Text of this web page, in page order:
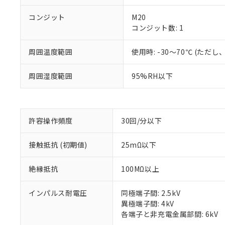
コンジット
M20
コンジット数: 1
周囲温度範囲 使用時: -30～70℃ (ただし、
周囲湿度範囲 95%RH以下
許容操作頻度 30回/分以下
接触抵抗 (初期値) 25mΩ以下
絶縁抵抗 100MΩ以上
インパルス耐電圧
同極端子間: 2.5kV
異極端子間: 4kV
各端子と非充電金属部間: 6kV
以下の条件をお読
のであり、
対応済み：EU
対応予定なし：
非該当品：ライセ
鉛(Pb) 1000ppm以下、
六価クロム(Cr(Ⅵ))
フタル酸ビス(2-エチル
ル（DBP） 1000ppm以
但し、RoHS指令で産業
フタル酸エステル類の
「○」：最大均質
「－」：未確認で
*中国RoHS10物質の基
Pb(鉛) :1000ppm、
Cr(Ⅵ)(六価クロム) :
ます。
記
号